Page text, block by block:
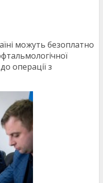
можуть безоплатно
операції з